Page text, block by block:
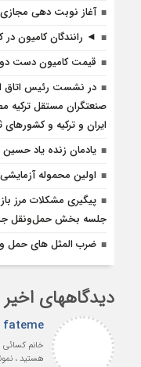
آغاز نوبت دهی مجازی
◄ رانندگان کامیون در
قیمت کامیون دست دوم و
در نشست رئیس اتاق
صنعتگران مستقل ترکیه
ایران و ترکیه و کشورهای
یادمان زنده یاد
اولین محموله
پیگیری مشکلات مرز
جلسه بخش حمل‌ونقل
ضرب المثل های حمل
دیدگاههای اخیر
fateme
خانم کسائی
هستید ،